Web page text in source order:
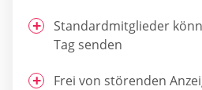
Standardmitglieder
Tag senden
Frei von störenden